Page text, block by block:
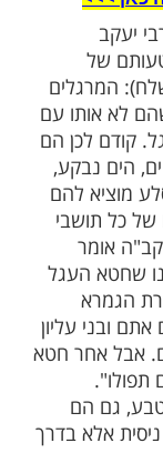
לכל
>>>​
של
אותו עם
לכן הם
נבקע,
להם